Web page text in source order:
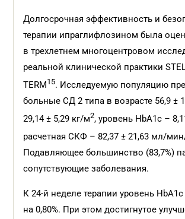
Долгосрочная эффективность и
терапии ипраглифлозином была
в трехлетнем многоцентровом
реальной клинической практики
TERM15. Исследуемую популяцию
больные СД 2 типа в возрасте 56,9 ±
29,14 ± 5,29 кг/м2, уровень HbA1c –
расчетная СКФ – 82,37 ± 21,63 мл/
Подавляющее большинство (83,7%)
сопутствующие заболевания.
К 24-й неделе терапии уровень
на 0,80%. При этом достигнутое